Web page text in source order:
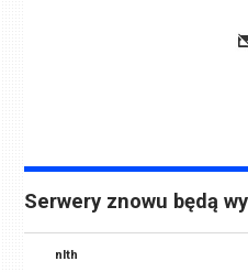
Serwery znowu będą
nlth